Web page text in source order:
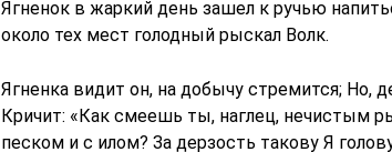
Ягненок в жаркий день зашел к ручью
около тех мест голодный рыскал Волк.
Ягненка видит он, на добычу стремится; Но,
Кричит: «Как смеешь ты, наглец, нечистым
песком и с илом? За дерзость такову Я